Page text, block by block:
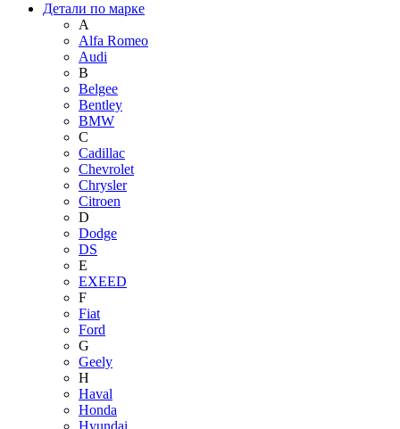
Детали по марке
A
Alfa Romeo
Audi
B
Belgee
Bentley
BMW
C
Cadillac
Chevrolet
Chrysler
Citroen
D
Dodge
DS
E
EXEED
F
Fiat
Ford
G
Geely
H
Haval
Honda
Hyundai